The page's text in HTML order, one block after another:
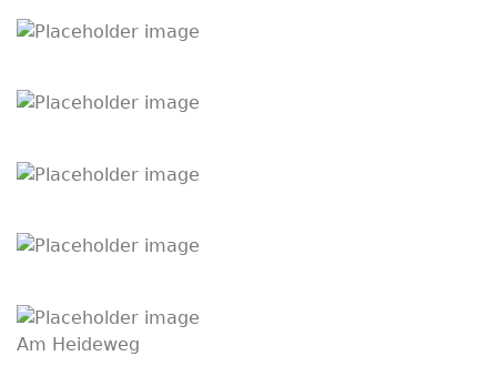
Am Heideweg